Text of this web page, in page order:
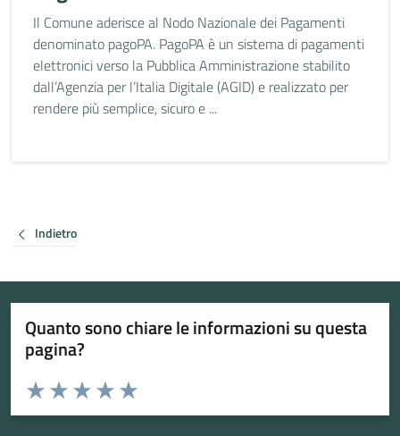
Il Comune aderisce al Nodo Nazionale dei Pagamenti
denominato pagoPA. PagoPA è un sistema di pagamenti
elettronici verso la Pubblica Amministrazione stabilito
dall’Agenzia per l’Italia Digitale (AGID) e realizzato per
rendere più semplice, sicuro e ...
Indietro
Quanto sono chiare le informazioni su questa
pagina?
Valuta da 1 a 5 stelle la pagina
Valuta 5 stelle su 5
Valuta 4 stelle su 5
Valuta 3 stelle su 5
Valuta 2 stelle su 5
Valuta 1 stelle su 5